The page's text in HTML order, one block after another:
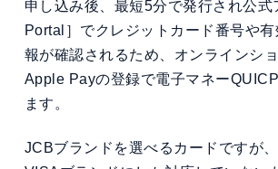
申し込み後、最短5分で発行され公式
Portal］でクレジットカード番号や
報が確認されるため、オンラインシ
Apple Payの登録で電子マネー
ます。
JCBブランドを選べるカードですが